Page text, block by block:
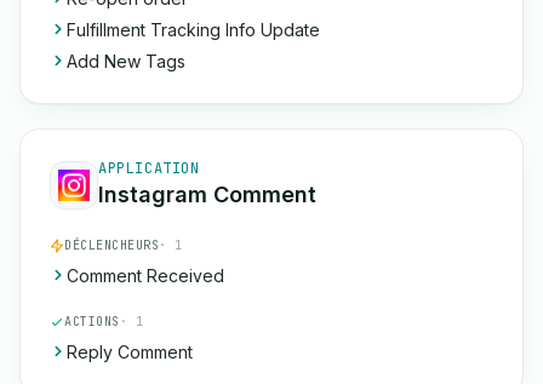
Fulfillment Tracking Info Update
Add New Tags
APPLICATION
Instagram Comment
DÉCLENCHEURS · 1
Comment Received
ACTIONS · 1
Reply Comment